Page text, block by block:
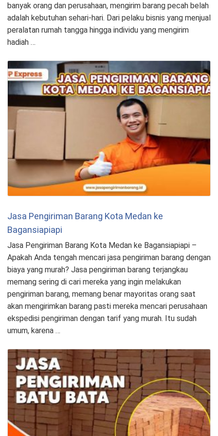
banyak orang dan perusahaan, mengirim barang pecah belah
adalah kebutuhan sehari-hari. Dari pelaku bisnis yang menjual
peralatan rumah tangga hingga individu yang mengirim
hadiah …
Jasa Pengiriman Barang Kota Medan ke
Bagansiapiapi
Jasa Pengiriman Barang Kota Medan ke Bagansiapiapi –
Apakah Anda tengah mencari jasa pengiriman barang dengan
biaya yang murah? Jasa pengiriman barang terjangkau
memang sering di cari mereka yang ingin melakukan
pengiriman barang, memang benar mayoritas orang saat
akan mengirimkan barang pasti mereka mencari perusahaan
ekspedisi pengiriman dengan tarif yang murah. Itu sudah
umum, karena …